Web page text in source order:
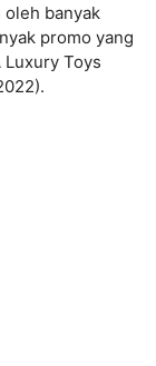
banyak
promo yang
Luxury Toys